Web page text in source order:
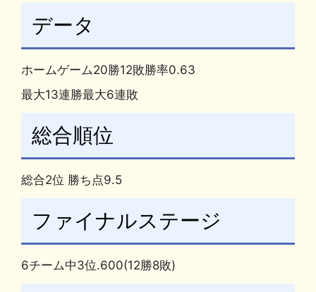
データ
ホームゲーム20勝12敗勝率0.63
最大13連勝最大6連敗
総合順位
総合2位 勝ち点9.5
ファイナルステージ
6チーム中3位.600(12勝8敗)